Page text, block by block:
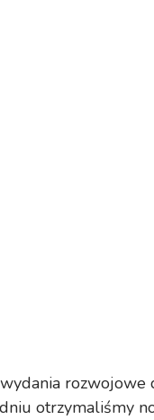
rozwojowe
otrzymaliśmy